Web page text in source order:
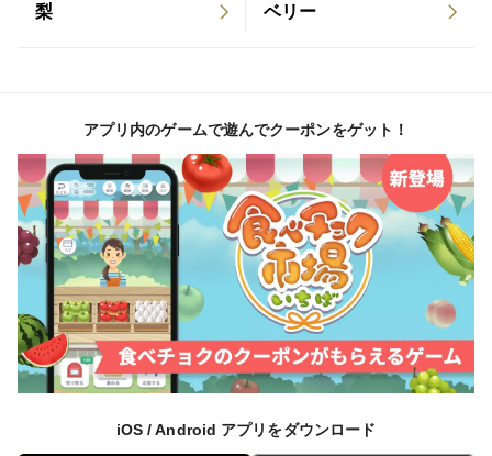
よかった」と感じていただけるような、芳醇な仕上がり
めです。
■ 活用レシピいろいろ
・梅シロップ
・梅酒
・砂糖漬け
・らっきょう酢漬け
・甘露煮
梨 ベリー
アプリ内のゲームで遊んでクーポンをゲット！
iOS / Android アプリをダウンロード